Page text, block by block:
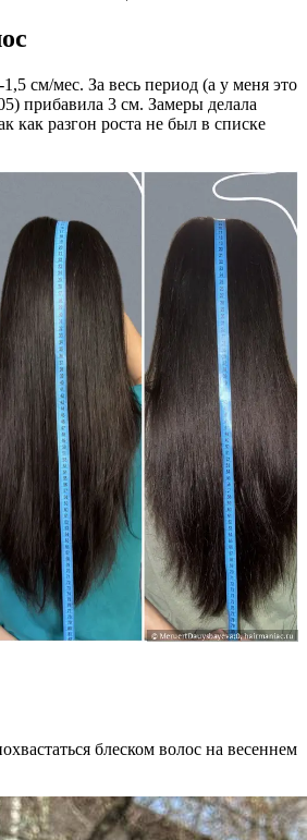
см/мес. За весь период (а у меня это
прибавила 3 см. Замеры делала
как разгон роста не был в списке
блеском волос на весеннем